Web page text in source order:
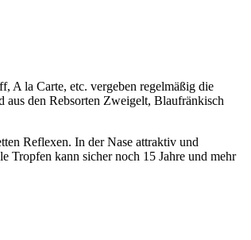
A la Carte, etc. vergeben regelmäßig die
aus den Rebsorten Zweigelt, Blaufränkisch
Reflexen. In der Nase attraktiv und
Tropfen kann sicher noch 15 Jahre und mehr